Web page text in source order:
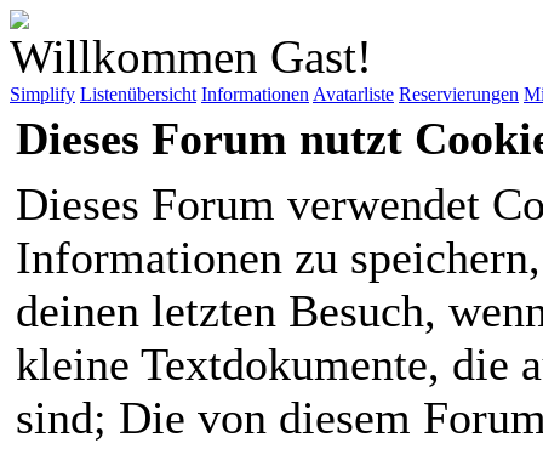
Willkommen Gast!
Simplify Listenübersicht Informationen Avatarliste Reservierungen
Dieses Forum nutzt
Dieses Forum verwendet
Informationen zu
deinen letzten Besuch,
kleine Textdokumente, die
sind; Die von diesem